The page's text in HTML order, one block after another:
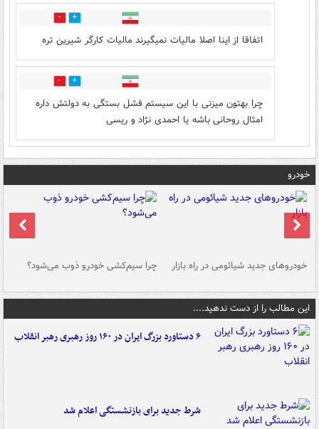
2
اتفاقا از اینا اصلا مالیات نمیگیرند مالیات کارگر شیرین تره
0
چرا بهتون میزنی با این سیستم فشل بستگی به دولتش داره
امثال روحانی باشه یا احمدی نژاد و ریسی
خودرو
خودروهای جدید شیائومی در راه بازار چرا سیم‌کشی خودرو ذوب می‌شود؟
این مطالب را از دست ندهید....
۶ دستاورد بزرگ ایران در ۱۶۰ روز رهبری رهبر انقلاب
شرط جدید برای بازنشستگی اعلام شد